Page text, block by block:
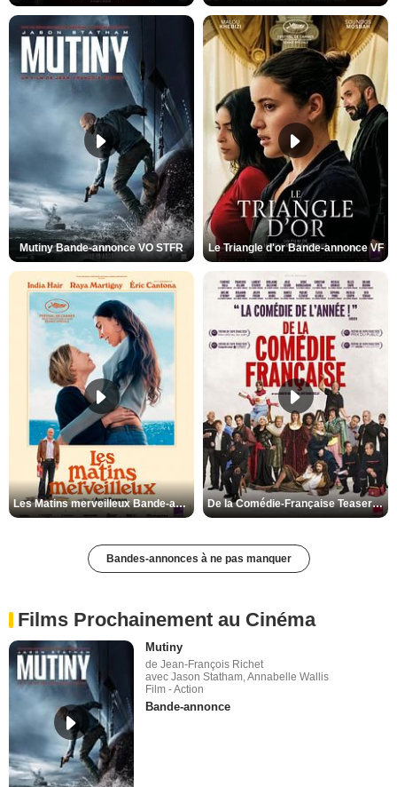
Mutiny Bande-annonce VO STFR Le Triangle d'or Bande-annonce VF
Les Matins merveilleux Bande-annonce VF De la Comédie-Française Teaser VF
Bandes-annonces à ne pas manquer
Films Prochainement au Cinéma
Mutiny
de Jean-François Richet
avec Jason Statham, Annabelle Wallis
Film - Action
Bande-annonce